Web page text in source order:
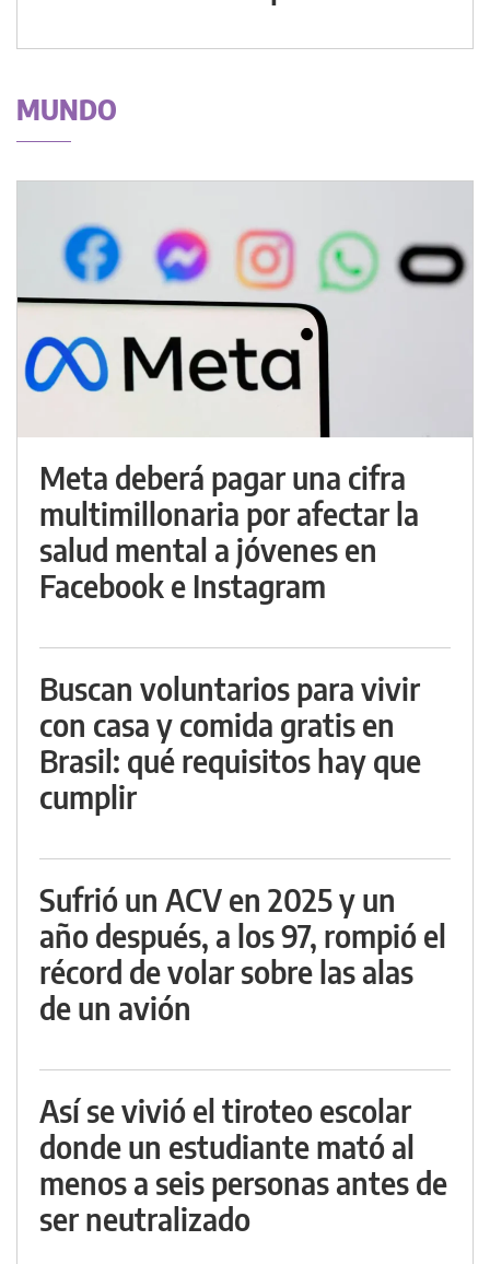
MUNDO
Meta deberá pagar una cifra
multimillonaria por afectar la
salud mental a jóvenes en
Facebook e Instagram
Buscan voluntarios para vivir
con casa y comida gratis en
Brasil: qué requisitos hay que
cumplir
Sufrió un ACV en 2025 y un
año después, a los 97, rompió el
récord de volar sobre las alas
de un avión
Así se vivió el tiroteo escolar
donde un estudiante mató al
menos a seis personas antes de
ser neutralizado